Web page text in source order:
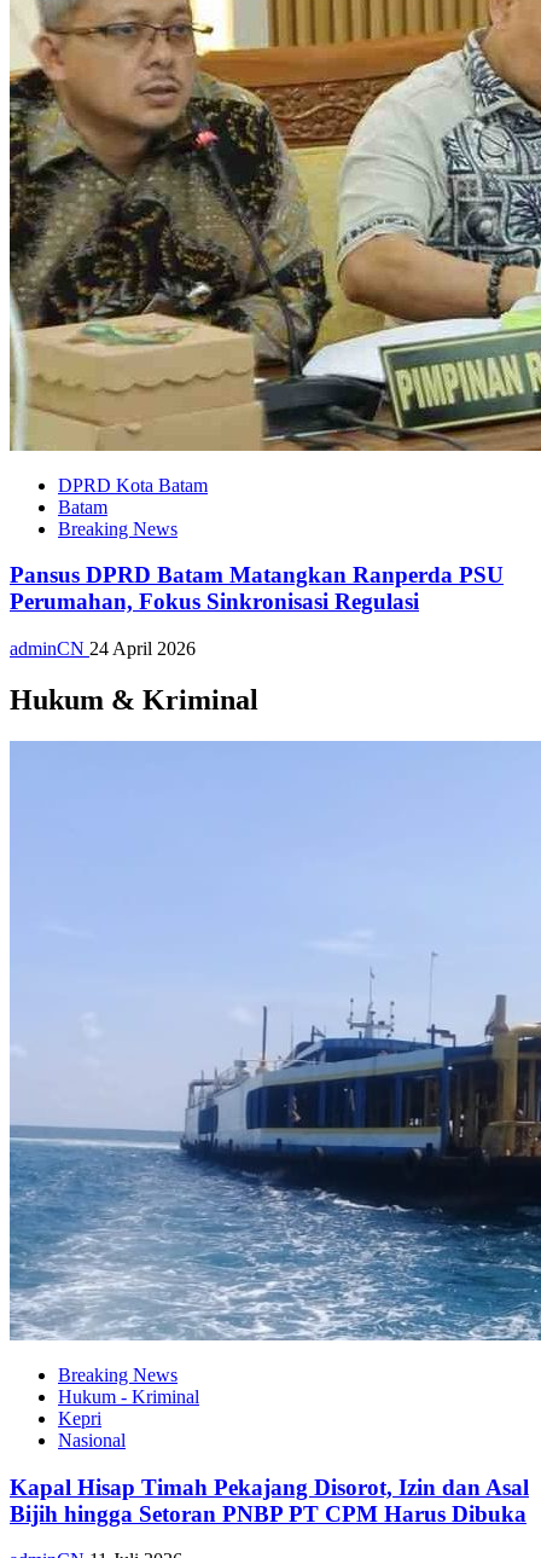
DPRD Kota Batam
Batam
Breaking News
Pansus DPRD Batam Matangkan Ranperda PSU
Perumahan, Fokus Sinkronisasi Regulasi
adminCN 24 April 2026
Hukum & Kriminal
Breaking News
Hukum - Kriminal
Kepri
Nasional
Kapal Hisap Timah Pekajang Disorot, Izin dan Asal
Bijih hingga Setoran PNBP PT CPM Harus Dibuka